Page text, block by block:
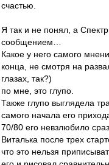
счастью.
Я так и не понял, а Спектр
сообщением…
Какое у него самого
конца, не смотря на
глазах, так?)
по мне, это глупо.
Также глупо выглядела
самого начала его
70/80 его невзлюбило
Виталька после трех
что это нельзя